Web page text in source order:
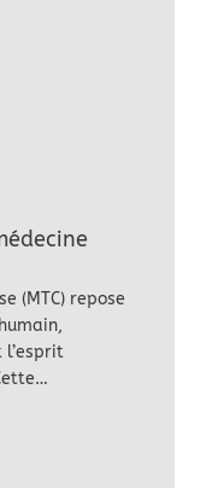
(MTC) repose
l’esprit